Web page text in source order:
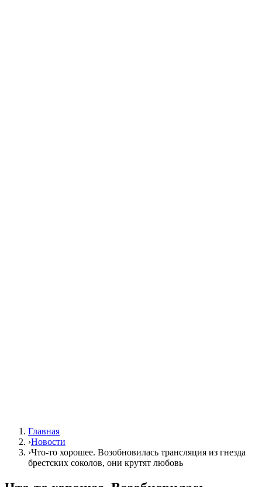
Главная
›Новости
›Что-то хорошее. Возобновилась трансляция из гнезда
брестских соколов, они крутят любовь